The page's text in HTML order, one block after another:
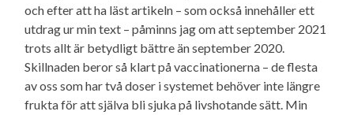
och efter att ha läst artikeln – som också innehåller ett
utdrag ur min text – påminns jag om att september 2021
trots allt är betydligt bättre än september 2020.
Skillnaden beror så klart på vaccinationerna – de flesta
av oss som har två doser i systemet behöver inte längre
frukta för att själva bli sjuka på livshotande sätt. Min